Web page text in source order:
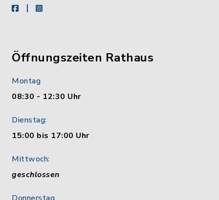
facebookinstagram
Öffnungszeiten Rathaus
Montag
08:30 - 12:30 Uhr
Dienstag:
15:00 bis 17:00 Uhr
Mittwoch:
geschlossen